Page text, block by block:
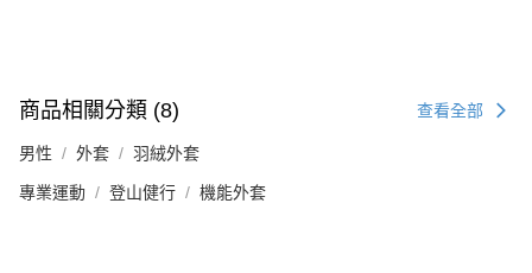
商品相關分類 (8) 查看全部
男性 外套 羽絨外套
專業運動 登山健行 機能外套